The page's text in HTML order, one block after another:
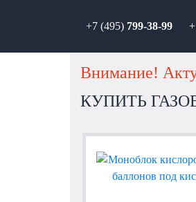
+7 (495) 799-38-99
Внимание!
КУПИТЬ